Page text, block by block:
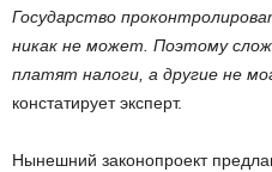
Государство
никак не может. Поэтому
платят налоги, а другие не
констатирует эксперт.
Нынешний законопроект